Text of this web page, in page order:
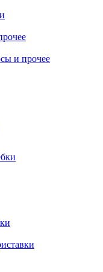
и прочее